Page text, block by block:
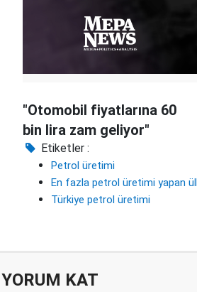
"Otomobil fiyatlarına 60
bin lira zam geliyor"
Etiketler :
Petrol üretimi
En fazla petrol üretimi yapan
Türkiye petrol üretimi
YORUM KAT